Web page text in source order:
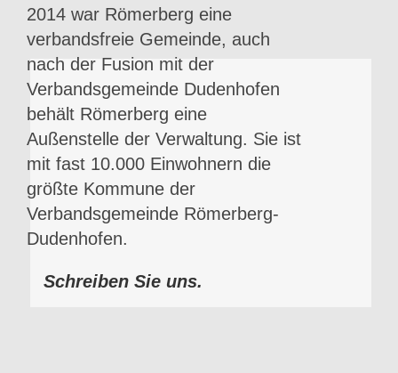
2014 war Römerberg eine
verbandsfreie Gemeinde, auch
nach der Fusion mit der
Verbandsgemeinde Dudenhofen
behält Römerberg eine
Außenstelle der Verwaltung. Sie ist
mit fast 10.000 Einwohnern die
größte Kommune der
Verbandsgemeinde Römerberg-
Dudenhofen.
Schreiben Sie uns.